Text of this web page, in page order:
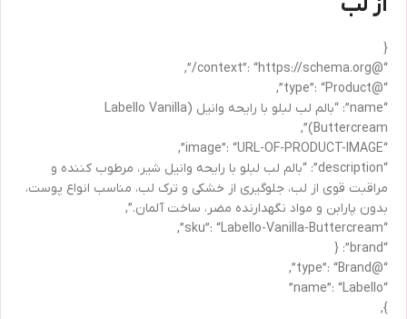
{
“@context”: “https://schema.org/”,
“@type”: “Product”,
“name”: “بالم لب لبلو با رایحه وانیل (Labello Vanilla
Buttercream)”,
“image”: “URL-OF-PRODUCT-IMAGE”,
“description”: “بالم لب لبلو با رایحه وانیل شیر، مرطوب کننده و
مراقبت قوی از لب، جلوگیری از خشکی و ترک لب، مناسب انواع پوست،
بدون پارابن و مواد نگهدارنده مضر، ساخت آلمان.”,
“sku”: “Labello-Vanilla-Buttercream”,
“brand”: {
“@type”: “Brand”,
“name”: “Labello”
},